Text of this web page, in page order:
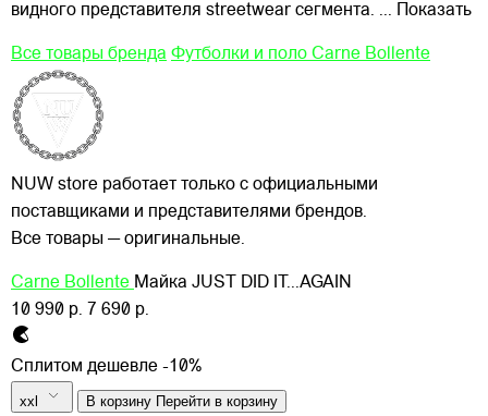
видного представителя streetwear сегмента. ... Показать
Все товары бренда Футболки и поло Carne Bollente
NUW store работает только с официальными
поставщиками и представителями брендов.
Все товары — оригинальные.
Carne Bollente Майка JUST DID IT...AGAIN
10 990 р. 7 690 р.
Сплитом дешевле -10%
xxl В корзину Перейти в корзину